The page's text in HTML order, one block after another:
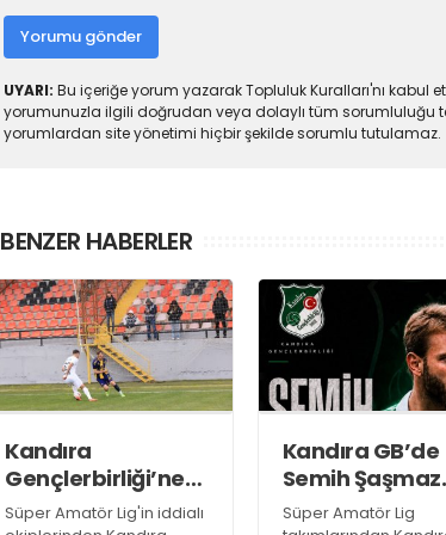
Yorumu gönder
UYARI: Bu içeriğe yorum yazarak Topluluk Kuralları'nı kabul
yorumunuzla ilgili doğrudan veya dolaylı tüm sorumluluğu
yorumlardan site yönetimi hiçbir şekilde sorumlu tutulamaz.
BENZER HABERLER
Kandıra
Gençlerbirliği’ne
müthiş kanat!
Süper Amatör Lig'in iddialı
Kandıra GB’de
Semih Şaşmaz
resmen TAMAM!
Süper Amatör Lig